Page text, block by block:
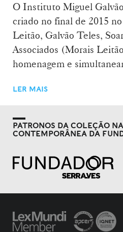
O Instituto Miguel
criado no final de 2015
Leitão, Galvão Teles,
Associados (Morais
homenagem e
LER MAIS
PATRONOS DA COLEÇÃO
CONTEMPORÂNEA DA